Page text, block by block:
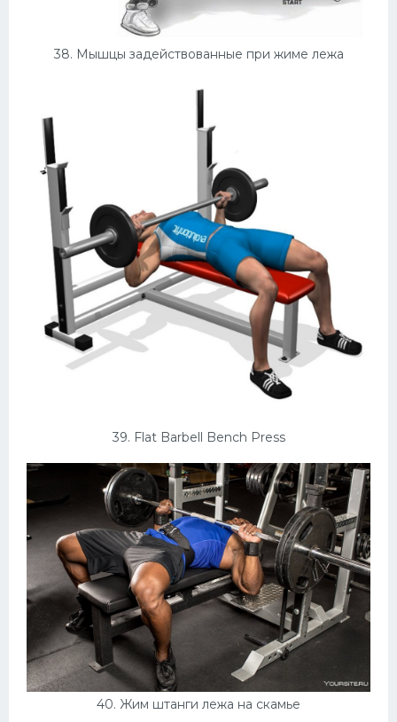
38. Мышцы задействованные при жиме лежа
39. Flat Barbell Bench Press
40. Жим штанги лежа на скамье